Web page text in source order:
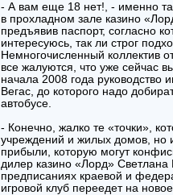
- А вам еще 18 нет!, - именно
в прохладном зале казино
предъявив паспорт, согласно
интересуюсь, так ли строг
Немногочисленный коллектив
все жалуются, что уже сейчас
начала 2008 года руководство
Вегас, до которого надо
автобусе.
- Конечно, жалко те «точки»,
учреждений и жилых домов, но
прибыли, которую могут
дилер казино «Лорд» Светлана
предписаниях краевой и
игровой клуб переедет на